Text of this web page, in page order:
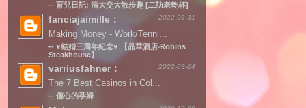
-- 育兒日記: 清大交大散步趣 [二訪老乾杯]
2022-03-31
fanciajaimille：
Making Money - Work/Tenni...
-- ♥結婚三周年紀念♥ 【晶華酒店‧Robins
Steakhouse】
2022-03-04
varriusfahner：
The 7 Best Casinos in Col...
-- 傷心的孕婦